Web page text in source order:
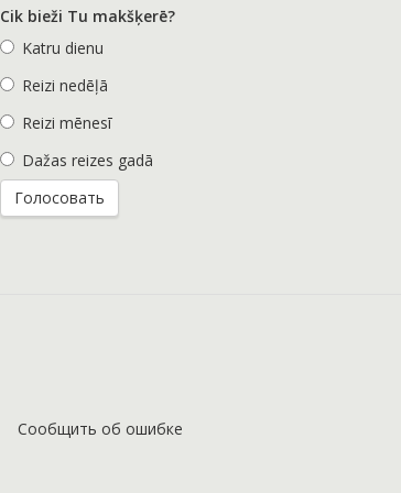
Cik bieži Tu makšķerē?
Katru dienu
Reizi nedēļā
Reizi mēnesī
Dažas reizes gadā
Сообщить об ошибке